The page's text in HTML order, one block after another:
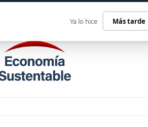
Ya lo hice Más tarde